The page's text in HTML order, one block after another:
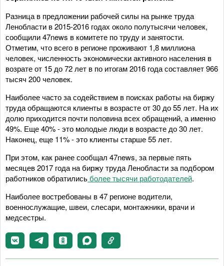
Разница в предложении рабочей силы на рынке труда
Ленобласти в 2015-2016 годах около полутысячи человек,
сообщили 47news в комитете по труду и занятости.
Отметим, что всего в регионе проживают 1,8 миллиона
человек, численность экономически активного населения в
возрате от 15 до 72 лет в по итогам 2016 года составляет 966
тысяч 200 человек.
Наиболее часто за содействием в поисках работы на биржу
труда обращаются клиенты в возрасте от 30 до 55 лет. На их
долю приходится почти половина всех обращений, а именно
49%. Еще 40% - это молодые люди в возрасте до 30 лет.
Наконец, еще 11% - это клиенты старше 55 лет.
При этом, как ранее сообщал 47news, за первые пять
месяцев 2017 года на биржу труда Ленобласти за подбором
работников обратилисьболее тысячи работодателей.
Наиболее востребованы в 47 регионе водители,
военнослужащие, швеи, слесари, монтажники, врачи и
медсестры.